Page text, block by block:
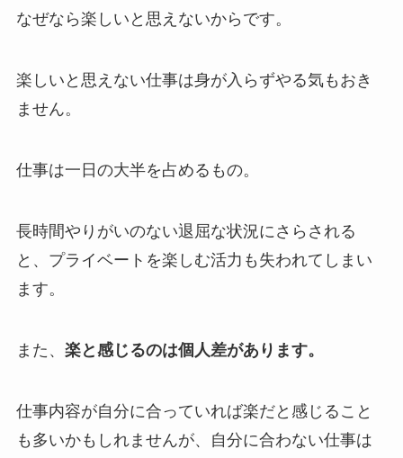
なぜなら楽しいと思えないからです。
楽しいと思えない仕事は身が入らずやる気もおき
ません。
仕事は一日の大半を占めるもの。
長時間やりがいのない退屈な状況にさらされる
と、プライベートを楽しむ活力も失われてしまい
ます。
また、 楽と感じるのは個人差があります。
仕事内容が自分に合っていれば楽だと感じること
も多いかもしれませんが、自分に合わない仕事は